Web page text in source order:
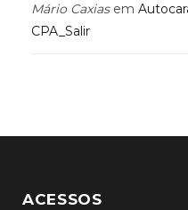
Mário Caxiasem
CPA_Salir
ACESSOS